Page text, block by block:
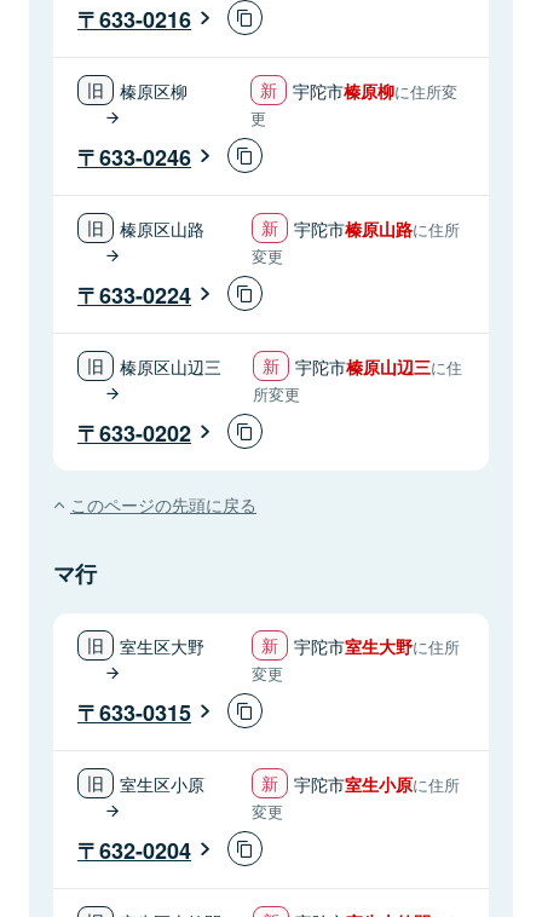
633-0216
榛原区柳 宇陀市榛原柳に住所変
更
633-0246
榛原区山路 宇陀市榛原山路に住所
変更
633-0224
榛原区山辺三 宇陀市榛原山辺三に住
所変更
633-0202
このページの先頭に戻る
マ行
室生区大野 宇陀市室生大野に住所
変更
633-0315
室生区小原 宇陀市室生小原に住所
変更
632-0204